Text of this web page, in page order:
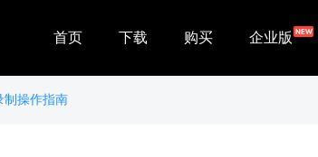
首页 下载 购买 企业版
制操作指南